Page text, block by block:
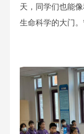
天，同学们也能像
生命科学的大门。